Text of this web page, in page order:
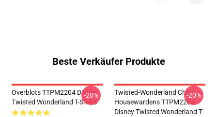
Beste Verkäufer Produkte
Overblots TTPM2204 Disney
Twisted Wonderland T-Shirts
-20%
Twisted-Wonderland Chibi
Housewardens TTPM2204
Disney Twisted Wonderland T-
-20%